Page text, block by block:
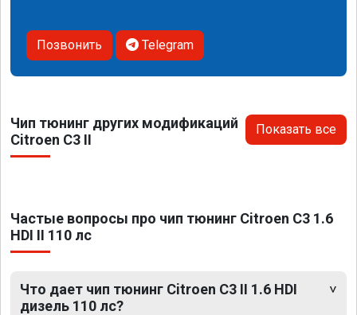
Позвонить Telegram
Чип тюнинг других модификаций
Citroen C3 II
Показать все
Частые вопросы про чип тюнинг Citroen C3 1.6
HDI II 110 лс
Что дает чип тюнинг Citroen C3 II 1.6 HDI
дизель 110 лс?